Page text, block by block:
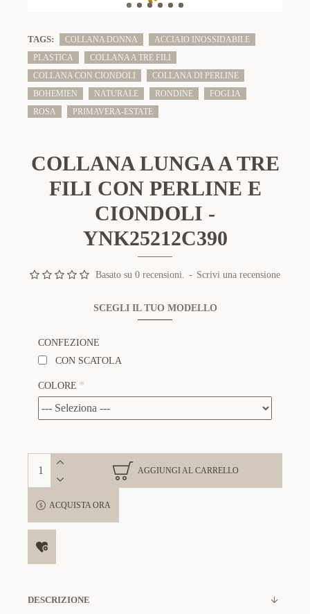
TAGS: COLLANA DONNA
ACCIAIO INOSSIDABILE
PLASTICA
COLLANA A TRE FILI
COLLANA CON CIONDOLI
COLLANA DI PERLINE
BOHEMIEN
NATURALE RONDINE
FOGLIA
ROSA
PRIMAVERA-ESTATE
COLLANA LUNGA A TRE
FILI CON PERLINE E
CIONDOLI -
YNK25212C390
Basato su 0 recensioni. - Scrivi una recensione
SCEGLI IL TUO MODELLO
CONFEZIONE
CON SCATOLA
COLORE
AGGIUNGI AL CARRELLO
ACQUISTA ORA
DESCRIZIONE